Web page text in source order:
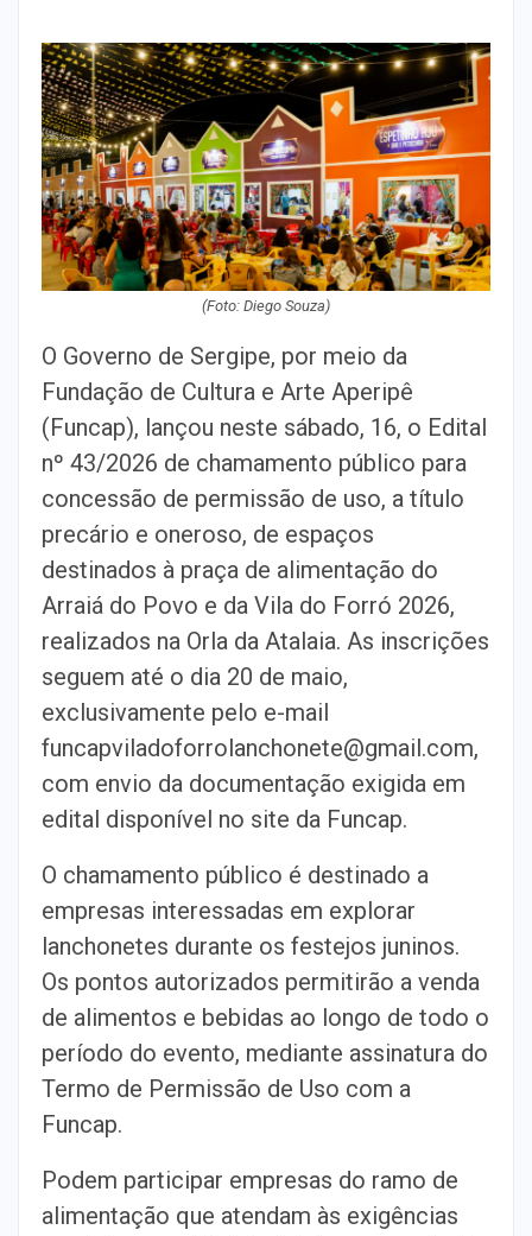
(Foto: Diego Souza)
O Governo de Sergipe, por meio da
Fundação de Cultura e Arte Aperipê
(Funcap), lançou neste sábado, 16, o Edital
nº 43/2026 de chamamento público para
concessão de permissão de uso, a título
precário e oneroso, de espaços
destinados à praça de alimentação do
Arraiá do Povo e da Vila do Forró 2026,
realizados na Orla da Atalaia. As inscrições
seguem até o dia 20 de maio,
exclusivamente pelo e-mail
funcapviladoforrolanchonete@gmail.com,
com envio da documentação exigida em
edital disponível no site da Funcap.
O chamamento público é destinado a
empresas interessadas em explorar
lanchonetes durante os festejos juninos.
Os pontos autorizados permitirão a venda
de alimentos e bebidas ao longo de todo o
período do evento, mediante assinatura do
Termo de Permissão de Uso com a
Funcap.
Podem participar empresas do ramo de
alimentação que atendam às exigências